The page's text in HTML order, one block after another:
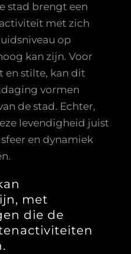
stad brengt een
met zich
op
kan zijn. Voor
en stilte, kan dit
vormen
de stad. Echter,
levendigheid juist
en dynamiek
met
die de